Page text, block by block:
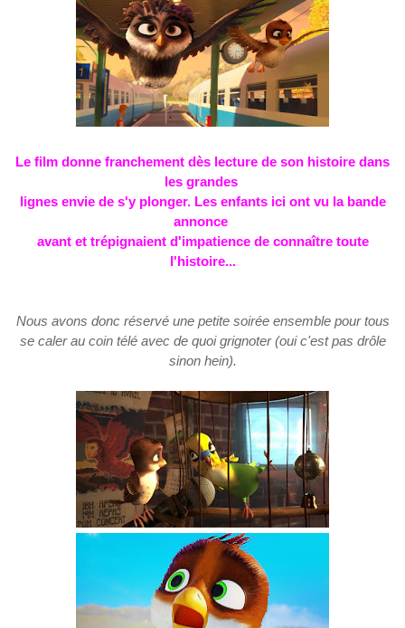
Le film donne franchement dès lecture de son histoire dans
les grandes
lignesenvie de s'y plonger. Les enfants ici ont vu la bande
annonce
avant et trépignaient d'impatience de connaître toute
l'histoire...
Nous avons donc réservé une petite soirée ensemble pour tous
se caler au coin télé avec de quoi grignoter (oui c'est pas drôle
sinon hein).